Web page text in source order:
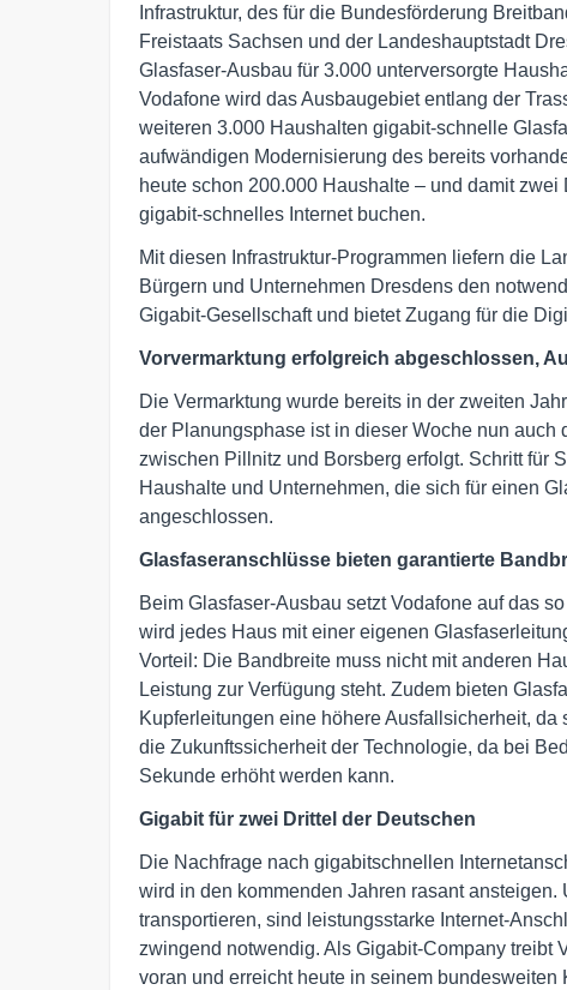
Infrastruktur, des für die Bundesförderung
Freistaats Sachsen und der Landeshauptstadt
Glasfaser-Ausbau für 3.000 unterversorgte
Vodafone wird das Ausbaugebiet entlang der
weiteren 3.000 Haushalten gigabit-schnelle
aufwändigen Modernisierung des bereits
heute schon 200.000 Haushalte – und damit
gigabit-schnelles Internet buchen.
Mit diesen Infrastruktur-Programmen liefern die
Bürgern und Unternehmen Dresdens den
Gigabit-Gesellschaft und bietet Zugang für die
Vorvermarktung erfolgreich abgeschlossen,
Die Vermarktung wurde bereits in der zweiten
der Planungsphase ist in dieser Woche nun auch
zwischen Pillnitz und Borsberg erfolgt. Schritt für
Haushalte und Unternehmen, die sich für einen
angeschlossen.
Glasfaseranschlüsse bieten garantierte
Beim Glasfaser-Ausbau setzt Vodafone auf das
wird jedes Haus mit einer eigenen
Vorteil: Die Bandbreite muss nicht mit anderen
Leistung zur Verfügung steht. Zudem bieten
Kupferleitungen eine höhere Ausfallsicherheit,
die Zukunftssicherheit der Technologie, da bei
Sekunde erhöht werden kann.
Gigabit für zwei Drittel der Deutschen
Die Nachfrage nach gigabitschnellen
wird in den kommenden Jahren rasant
transportieren, sind leistungsstarke Internet-
zwingend notwendig. Als Gigabit-Company treibt
voran und erreicht heute in seinem